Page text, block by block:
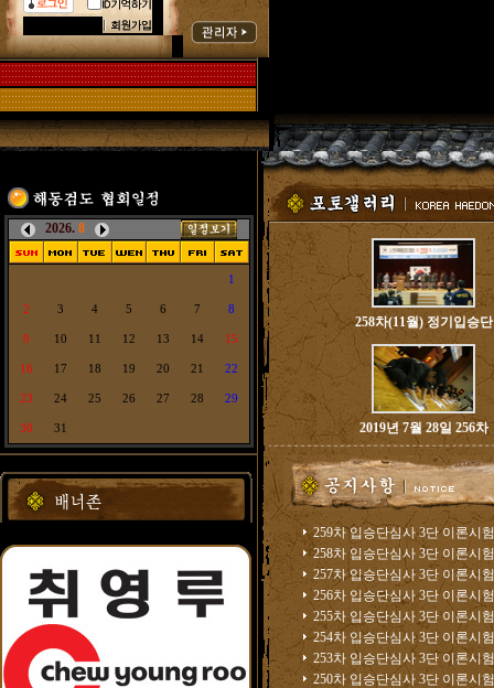
2026. 8
1
2 3 4 5 6 7 8
9 10 11 12 13 14 15
16 17 18 19 20 21 22
23 24 25 26 27 28 29
30 31
258차(11월) 정기입승단
2019년 7월 28일 256차
259차 입승단심사 3단 이론시
258차 입승단심사 3단 이론시
257차 입승단심사 3단 이론시
256차 입승단심사 3단 이론시
255차 입승단심사 3단 이론시
254차 입승단심사 3단 이론시
253차 입승단심사 3단 이론시
250차 입승단심사 3단 이론시